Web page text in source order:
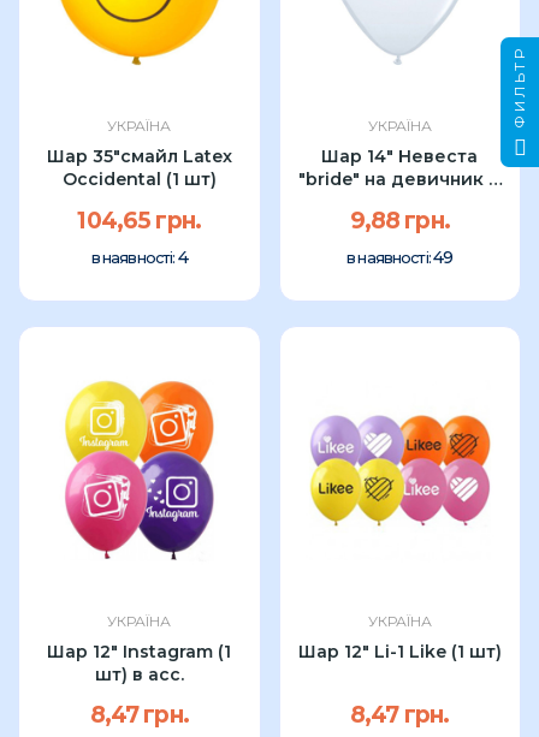
УКРАЇНА
Шар 35"смайл Latex
Occidental (1 шт)
104,65 грн.
в наявності: 4
УКРАЇНА
Шар 14" Невеста
"bride" на девичник (1
9,88 грн.
в наявності:49
УКРАЇНА
Шар 12" Instagram (1
шт) в асс.
8,47 грн.
УКРАЇНА
Шар 12" Li-1 Like (1 шт)
8,47 грн.
ФИЛЬТР